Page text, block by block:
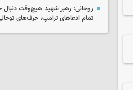
روحانی: رهبر شهید هیچ‌وقت دنبال
تمام ادعاهای ترامپ، حرف‌های